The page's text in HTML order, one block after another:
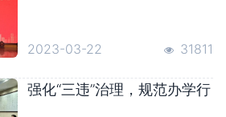
警示教育专题党课
2023-03-22 31811
强化“三违”治理，规范办学行